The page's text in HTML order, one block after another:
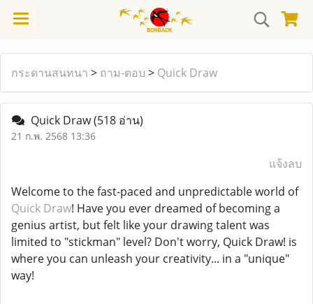
กระดานสนทนา > ถาม-ตอบ > Quick Draw
Quick Draw(518 อ่าน)
21 ก.พ. 2568 13:36
แจ้งลบ
Welcome to the fast-paced and unpredictable world of
Quick Draw! Have you ever dreamed of becoming a
genius artist, but felt like your drawing talent was
limited to "stickman" level? Don't worry, Quick Draw! is
where you can unleash your creativity... in a "unique"
way!